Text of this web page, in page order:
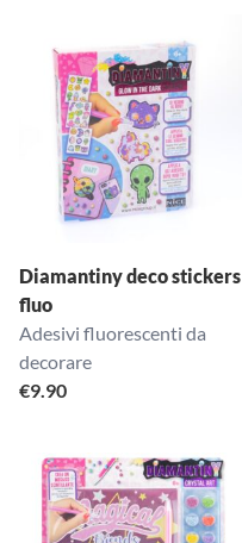
Diamantiny deco stickers
fluo
Adesivi fluorescenti da
decorare
€9.90